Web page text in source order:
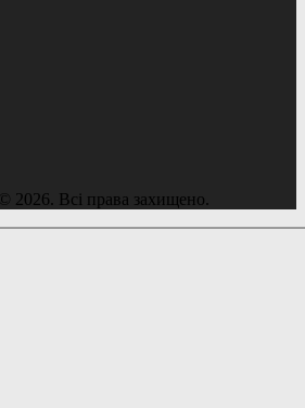
© 2026. Всі права захищено.